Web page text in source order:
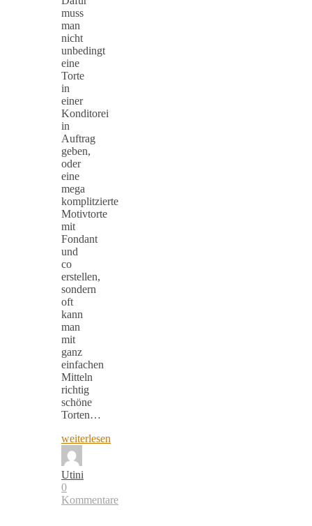
muss
man
nicht
unbedingt
eine
Torte
in
einer
Konditorei
in
Auftrag
geben,
oder
eine
mega
komplitzierte
Motivtorte
mit
Fondant
und
co
erstellen,
sondern
oft
kann
man
mit
ganz
einfachen
Mitteln
richtig
schöne
Torten…
weiterlesen
Utini
0
Kommentare